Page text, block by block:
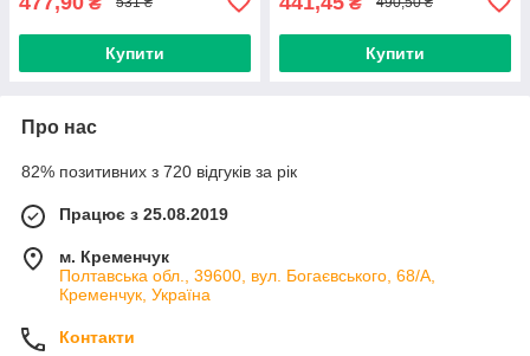
Купити Купити
Про нас
82% позитивних з 720 відгуків за рік
Працює з 25.08.2019
м. Кременчук
Полтавська обл., 39600, вул. Богаєвського, 68/А,
Кременчук, Україна
Контакти